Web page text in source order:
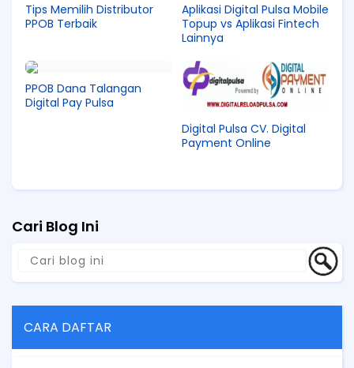
Tips Memilih Distributor
PPOB Terbaik
Aplikasi Digital Pulsa Mobile
Topup vs Aplikasi Fintech
Lainnya
PPOB Dana Talangan
Digital Pay Pulsa
Digital Pulsa CV. Digital
Payment Online
Cari Blog Ini
CARA DAFTAR